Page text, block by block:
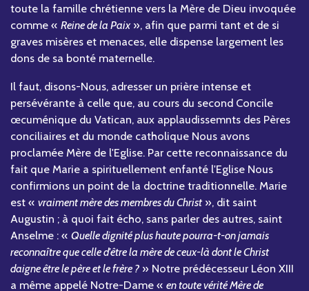
toute la famille chrétienne vers la Mère de Dieu invoquée
comme « Reine de la Paix», afin que parmi tant et de si
graves misères et menaces, elle dispense largement les
dons de sa bonté maternelle.
Il faut, disons-Nous, adresser un prière intense et
persévérante à celle que, au cours du second Concile
œcuménique du Vatican, aux applaudissemnts des Pères
conciliaires et du monde catholique Nous avons
proclamée Mère de l'Eglise. Par cette reconnaissance du
fait que Marie a spirituellement enfanté l'Eglise Nous
confirmions un point de la doctrine traditionnelle. Marie
est « vraiment mère des membres du Christ», dit saint
Augustin ; à quoi fait écho, sans parler des autres, saint
Anselme : « Quelle dignité plus haute pourra-t-on jamais
reconnaître que celle d'être la mère de ceux-là dont le Christ
daigne être le père et le frère ? » Notre prédécesseur Léon XIII
a même appelé Notre-Dame « en toute vérité Mère de